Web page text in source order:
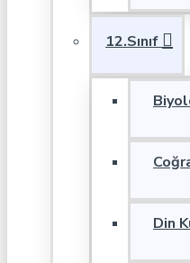
12.Sınıf
Din